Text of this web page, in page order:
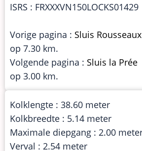
ISRS : FRXXXVN150LOCKS01429
Vorige pagina : Sluis Rousseaux
op 7.30 km.
Volgende pagina : Sluis la Prée
op 3.00 km.
Kolklengte : 38.60 meter
Kolkbreedte : 5.14 meter
Maximale diepgang : 2.00
Verval : 2.54 meter